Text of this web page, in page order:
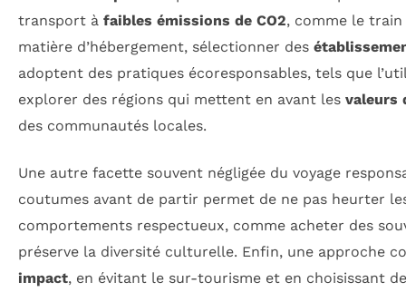
transport à faibles émissions de CO2, comme le
matière d’hébergement, sélectionner des
adoptent des pratiques écoresponsables, tels que
explorer des régions qui mettent en avant les valeurs
des communautés locales.
Une autre facette souvent négligée du voyage
coutumes avant de partir permet de ne pas heurter
comportements respectueux, comme acheter des
préserve la diversité culturelle. Enfin, une approche
impact, en évitant le sur-tourisme et en choisissant